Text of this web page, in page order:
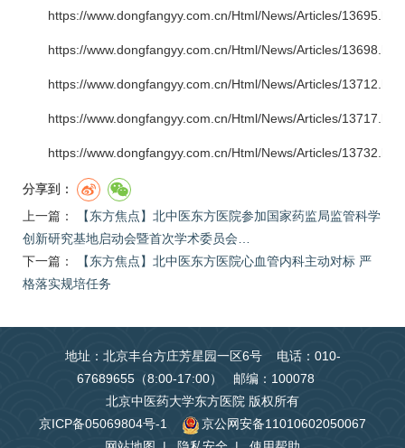
https://www.dongfangyy.com.cn/Html/News/Articles/13695.html
https://www.dongfangyy.com.cn/Html/News/Articles/13698.html
https://www.dongfangyy.com.cn/Html/News/Articles/13712.html
https://www.dongfangyy.com.cn/Html/News/Articles/13717.html
https://www.dongfangyy.com.cn/Html/News/Articles/13732.html
分享到：
上一篇：
【东方焦点】北中医东方医院参加国家药监局监管科学
创新研究基地启动会暨首次学术委员会…
下一篇：
【东方焦点】北中医东方医院心血管内科主动对标 严
格落实规培任务
地址：北京丰台方庄芳星园一区6号 电话：010-
67689655（8:00-17:00） 邮编：100078
北京中医药大学东方医院 版权所有
京ICP备05069804号-1
京公网安备11010602050067